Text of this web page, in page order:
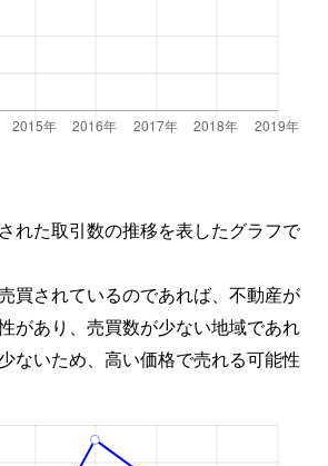
れた取引数の推移を表したグラフで
買されているのであれば、不動産が
があり、売買数が少ない地域であれ
ないため、高い価格で売れる可能性